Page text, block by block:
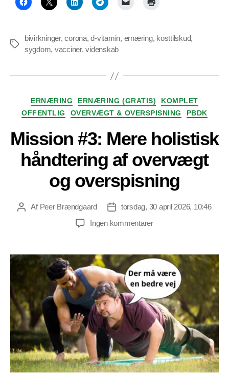
Tags
bivirkninger,corona,d-vitamin, ernæring, kosttilskud,
sygdom, vacciner,videnskab
Kategorier
ERNÆRING ERNÆRING (GRATIS)
KOMPLET
OFFENTLIG
OVERVÆGT & OVERSPISNING PBDK
Mission #3: Mere holistisk
håndtering af overvægt
og overspisning
Indlægsforfatter
Af Peer Brændgaard Indlægsdato
torsdag, 30 april 2026, 10:46
Ingen kommentarertil
Mere
holistisk
håndtering
overvægt
og
overspisning